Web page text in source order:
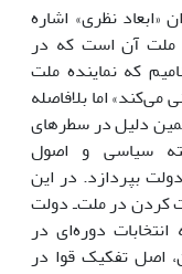
«ابعاد نظرى» اشاره
ملت آن است که در
که نماینده ملت
اما بلافاصله
دلیل در سطرهاى
سیاسى و اصول
بپردازد. در این
در ملت‌ـ دولت
دوره‌اى در
اصل تفکیک قوا در